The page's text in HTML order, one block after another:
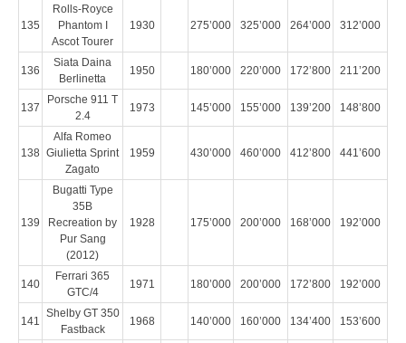
135
Rolls-Royce
Phantom I
Ascot Tourer
1930 275’000 325’000 264’000 312’000
136
Siata Daina
Berlinetta
1950 180’000 220’000 172’800 211’200
137
Porsche 911 T
2.4
1973 145’000 155’000 139’200 148’800
138
Alfa Romeo
Giulietta Sprint
Zagato
1959 430’000 460’000 412’800 441’600
139
Bugatti Type
35B
Recreation by
Pur Sang
(2012)
1928 175’000 200’000 168’000 192’000
140
Ferrari 365
GTC/4
1971 180’000 200’000 172’800 192’000
141
Shelby GT 350
Fastback
1968 140’000 160’000 134’400 153’600